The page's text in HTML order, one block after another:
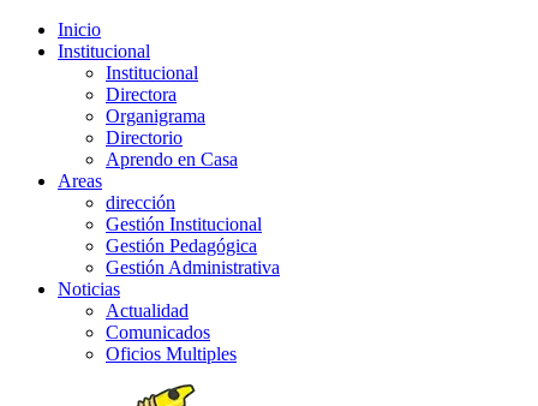
Inicio
Institucional
Institucional
Directora
Organigrama
Directorio
Aprendo en Casa
Areas
dirección
Gestión Institucional
Gestión Pedagógica
Gestión Administrativa
Noticias
Actualidad
Comunicados
Oficios Multiples